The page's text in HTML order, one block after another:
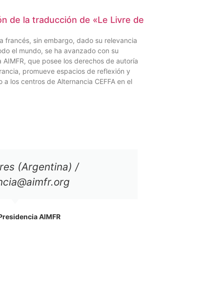
de la traducción de «Le Livre de
francés, sin embargo, dado su relevancia
el mundo, se ha avanzado con su
que posee los derechos de autoría
promueve espacios de reflexión y
los centros de Alternancia CEFFA en el
(Argentina) /
AIMFR